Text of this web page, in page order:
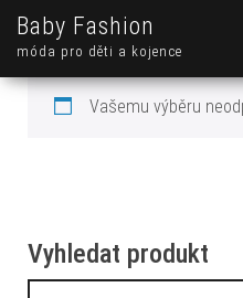
Baby Fashion
móda pro děti a kojence
Vašemu výběru
Vyhledat produkt